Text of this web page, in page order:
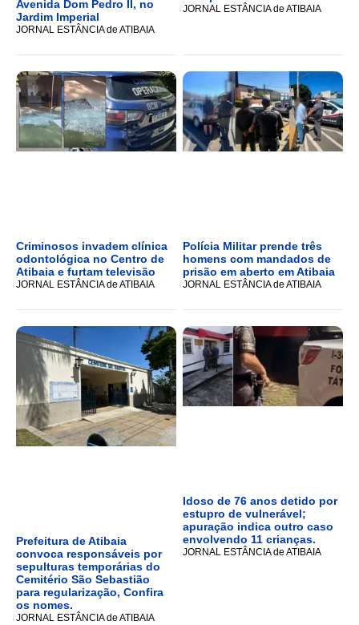
Avenida Dom Pedro II, no
Jardim Imperial
JORNAL ESTÂNCIA de ATIBAIA
JORNAL ESTÂNCIA de ATIBAIA
Criminosos invadem clínica
odontológica no Centro de
Atibaia e furtam televisão
JORNAL ESTÂNCIA de ATIBAIA
Polícia Militar prende três
homens com mandados de
prisão em aberto em Atibaia
JORNAL ESTÂNCIA de ATIBAIA
Prefeitura de Atibaia
convoca responsáveis por
sepulturas temporárias do
Cemitério São Sebastião
para regularização, Confira
os nomes.
JORNAL ESTÂNCIA de ATIBAIA
Idoso de 76 anos detido por
estupro de vulnerável;
apuração indica outro caso
envolvendo 11 crianças.
JORNAL ESTÂNCIA de ATIBAIA